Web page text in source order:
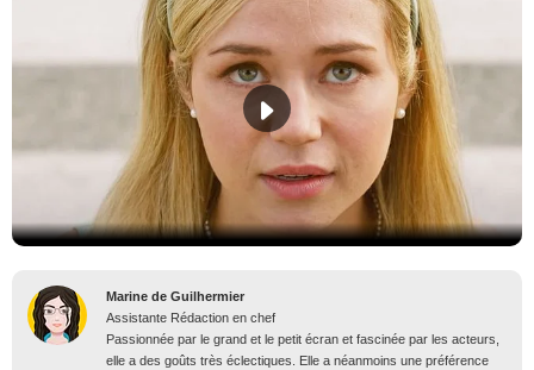
Marine de Guilhermier
Assistante Rédaction en chef
Passionnée par le grand et le petit écran et fascinée par les acteurs,
elle a des goûts très éclectiques. Elle a néanmoins une préférence